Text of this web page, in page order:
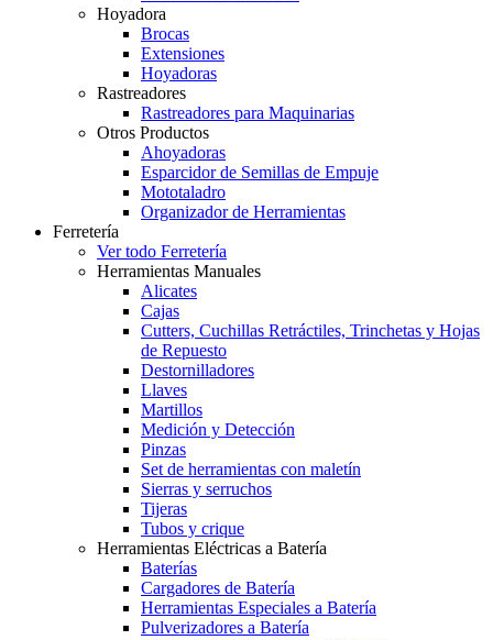
Hoyadora
Brocas
Extensiones
Hoyadoras
Rastreadores
Rastreadores para Maquinarias
Otros Productos
Ahoyadoras
Esparcidor de Semillas de Empuje
Mototaladro
Organizador de Herramientas
Ferretería
Ver todo Ferretería
Herramientas Manuales
Alicates
Cajas
Cutters, Cuchillas Retráctiles, Trinchetas y Hojas
de Repuesto
Destornilladores
Llaves
Martillos
Medición y Detección
Pinzas
Set de herramientas con maletín
Sierras y serruchos
Tijeras
Tubos y crique
Herramientas Eléctricas a Batería
Baterías
Cargadores de Batería
Herramientas Especiales a Batería
Pulverizadores a Batería